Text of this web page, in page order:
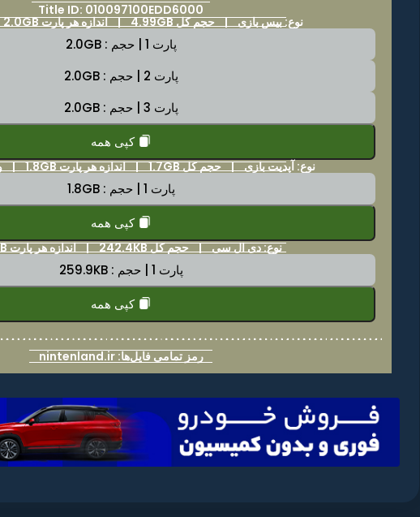
Title ID: 010097100EDD6000
نوع: بیس بازی | حجم کل 4.99GB | اندازه هر پارت 2.0GB | ورژن v0
پارت 1 | حجم : 2.0GB
پارت 2 | حجم : 2.0GB
پارت 3 | حجم : 2.0GB
کپی همه
نوع: آپدیت بازی | حجم کل 1.7GB | اندازه هر پارت 1.8GB | ورژن v262144
پارت 1 | حجم : 1.8GB
کپی همه
نوع: دی ال سی | حجم کل 242.4KB | اندازه هر پارت 259.9KB
پارت 1 | حجم : 259.9KB
کپی همه
رمز تمامی فایل‌ها: nintenland.ir